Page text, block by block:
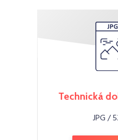
Technická
JPG /